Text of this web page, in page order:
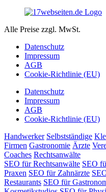
Alle Preise zzgl. MwSt.
Datenschutz
Impressum
AGB
Cookie-Richtlinie (EU)
Datenschutz
Impressum
AGB
Cookie-Richtlinie (EU)
Handwerker Selbstständige
Firmen Gastronomie Ärzte
Coaches Rechtsanwälte
SEO für Rechtsanwälte SEO
Praxen SEO für Zahnärzte
Restaurants SEO für